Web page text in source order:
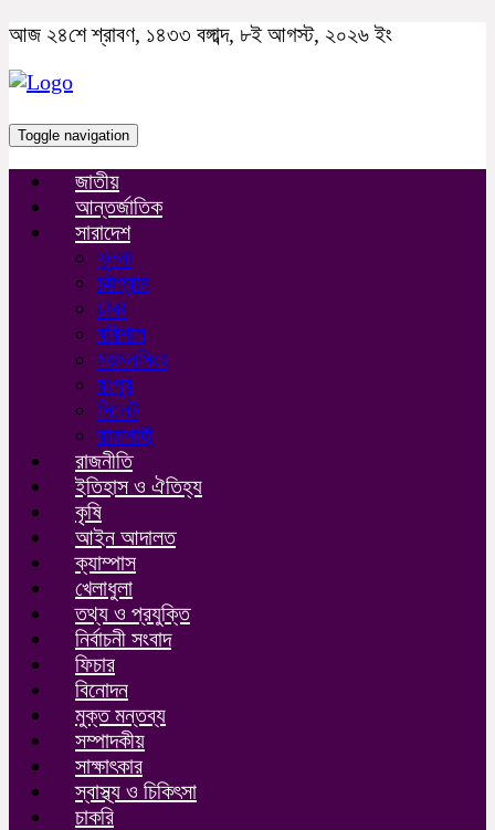
আজ ২৪শে শ্রাবণ, ১৪৩৩ বঙ্গাব্দ, ৮ই আগস্ট, ২০২৬ ইং
Toggle navigation
জাতীয়
আন্তর্জাতিক
সারাদেশ
খুলনা
চট্টগ্রাম
ঢাকা
বরিশাল
ময়মনসিংহ
রংপুর
সিলেট
রাজশাহী
রাজনীতি
ইতিহাস ও ঐতিহ্য
কৃষি
আইন আদালত
ক্যাম্পাস
খেলাধুলা
তথ্য ও প্রযুক্তি
নির্বাচনী সংবাদ
ফিচার
বিনোদন
মুক্ত মন্তব্য
সম্পাদকীয়
সাক্ষাৎকার
স্বাস্থ্য ও চিকিৎসা
চাকরি